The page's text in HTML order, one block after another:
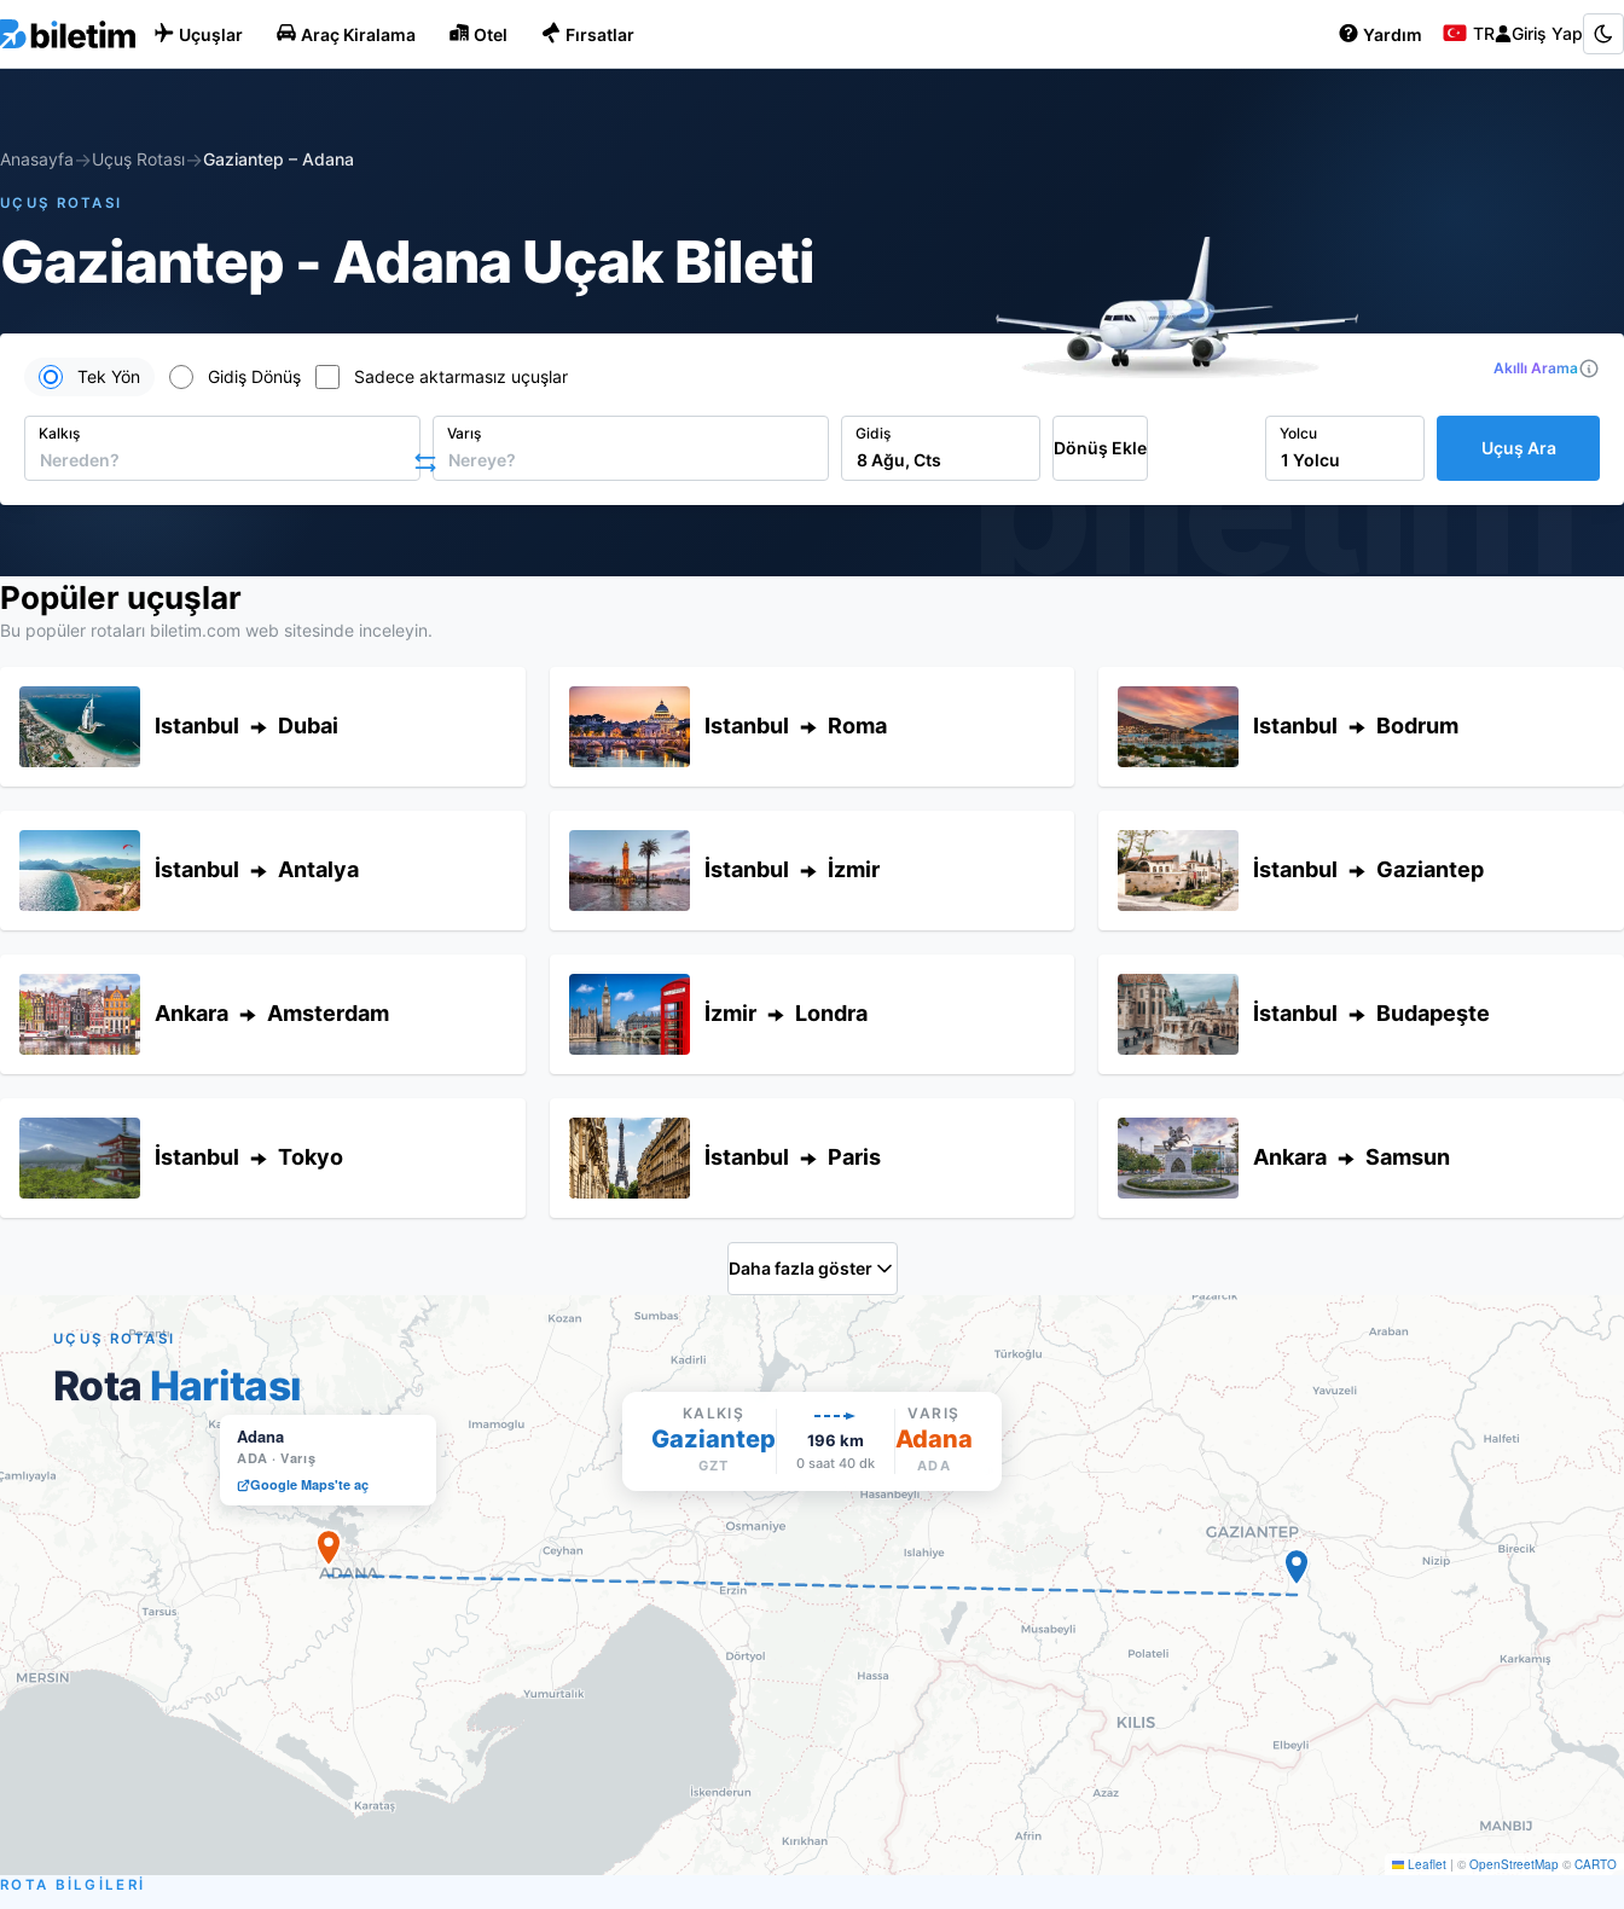
Uçuşlar Araç Kiralama Otel Fırsatlar Yardım TR Giriş Yap
biletim
Anasayfa→Uçuş Rotası→Gaziantep – Adana
UÇUŞ ROTASI
Gaziantep - Adana Uçak Bileti
Akıllı Arama
Tek Yön Gidiş Dönüş Sadece aktarmasız uçuşlar
Kalkış Varış Gidiş
8 Ağu, Cts
Dönüş Ekle
Yolcu
Uçuş Ara
Popüler uçuşlar
Bu popüler rotaları biletim.com web sitesinde inceleyin.
Istanbul Dubai Istanbul Roma Istanbul Bodrum
İstanbul Antalya İstanbul İzmir İstanbul Gaziantep
Ankara Amsterdam İzmir Londra İstanbul Budapeşte
İstanbul Tokyo İstanbul Paris Ankara Samsun
Daha fazla göster
Adana
ADA ·Varış
Google Maps'te aç
Leaflet | © OpenStreetMap © CARTO
UÇUŞ ROTASI
Rota Haritası
KALKIŞ
Gaziantep
GZT
196 km
0 saat 40 dk
VARIŞ
Adana
ADA
ROTA BİLGİLERİ